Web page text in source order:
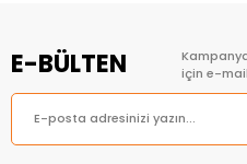
E-BÜLTEN
için e-